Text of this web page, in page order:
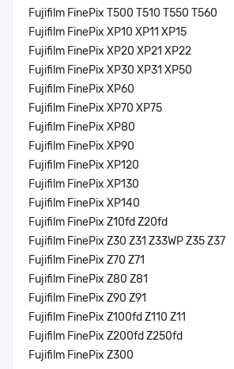
Fujifilm FinePix T500 T510 T550 T560
Fujifilm FinePix XP10 XP11 XP15
Fujifilm FinePix XP20 XP21 XP22
Fujifilm FinePix XP30 XP31 XP50
Fujifilm FinePix XP60
Fujifilm FinePix XP70 XP75
Fujifilm FinePix XP80
Fujifilm FinePix XP90
Fujifilm FinePix XP120
Fujifilm FinePix XP130
Fujifilm FinePix XP140
Fujifilm FinePix Z10fd Z20fd
Fujifilm FinePix Z30 Z31 Z33WP Z35 Z37
Fujifilm FinePix Z70 Z71
Fujifilm FinePix Z80 Z81
Fujifilm FinePix Z90 Z91
Fujifilm FinePix Z100fd Z110 Z11
Fujifilm FinePix Z200fd Z250fd
Fujifilm FinePix Z300